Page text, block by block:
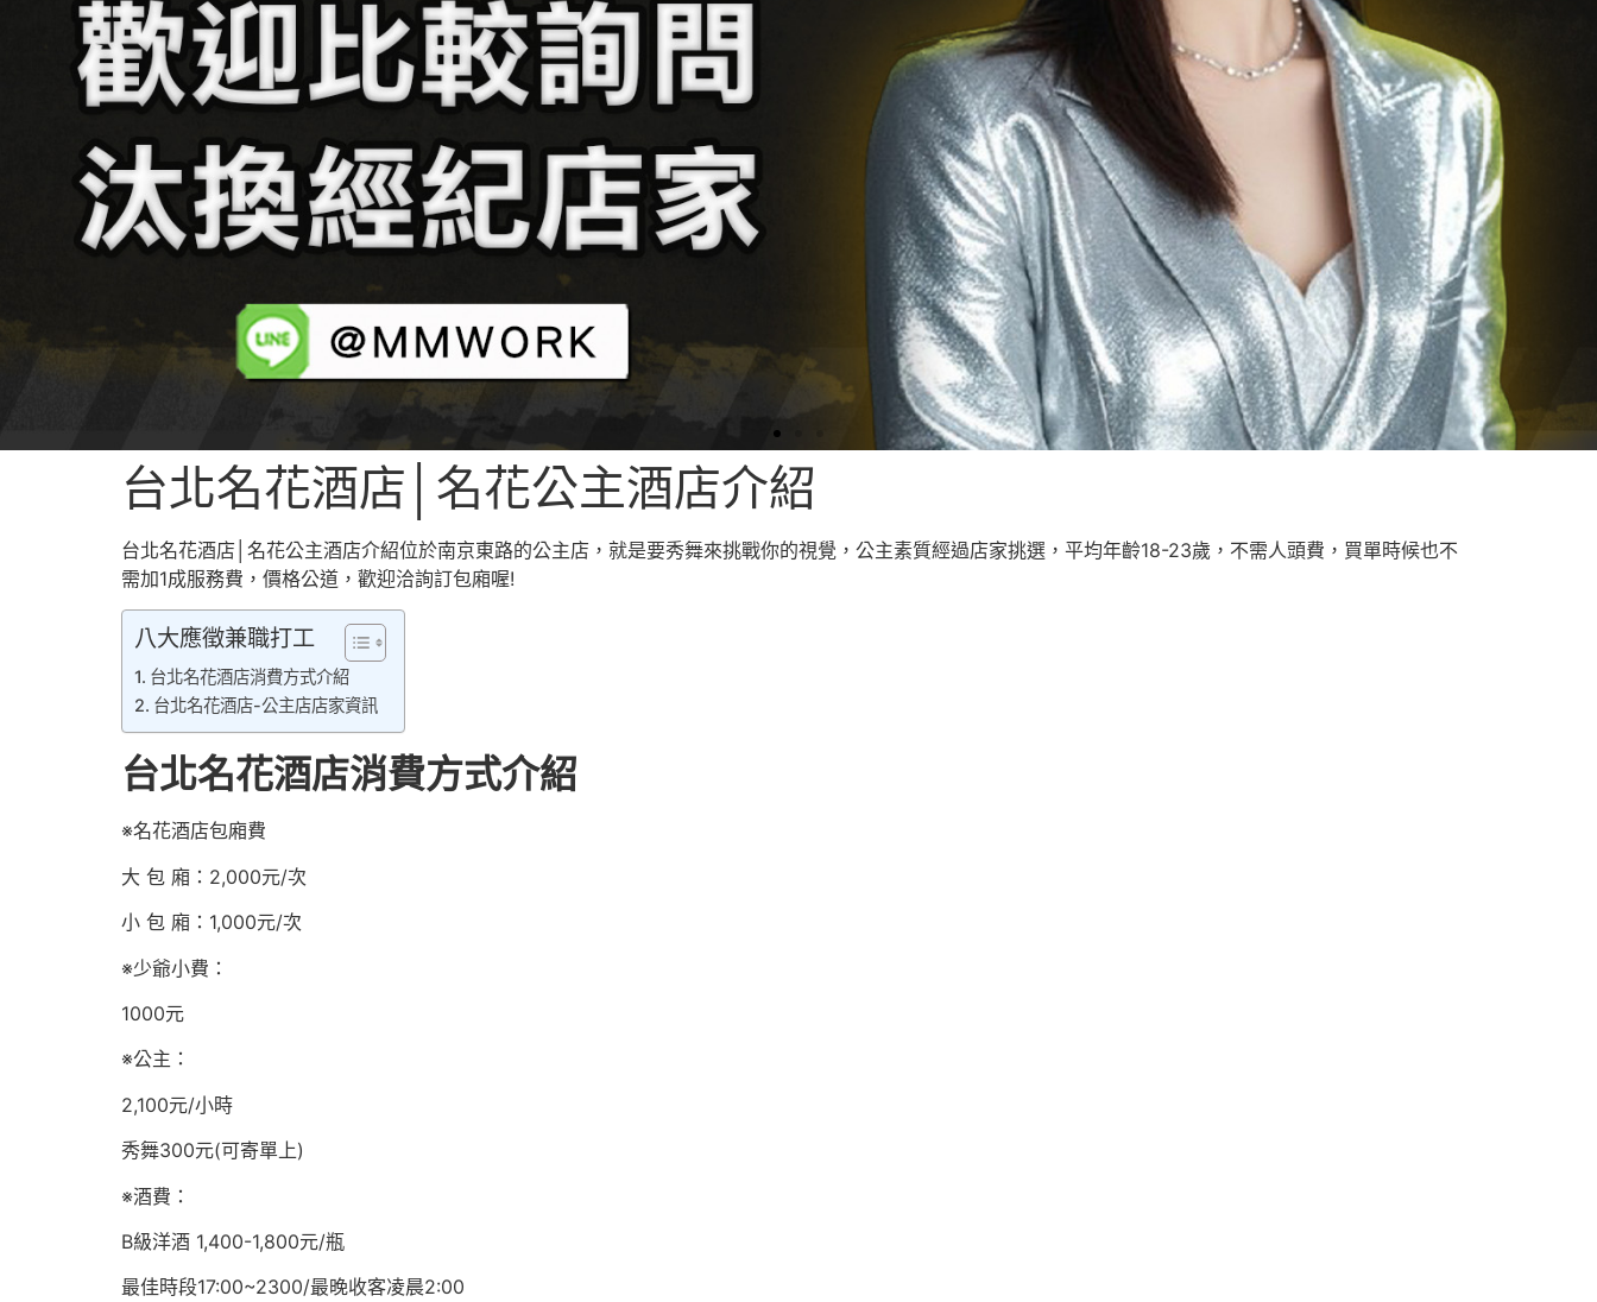
酒店兼直
台北名花酒店│名花公主酒店介紹
台北名花酒店│名花公主酒店介紹位於南京東路的公主店，就是要秀舞來挑戰你的視覺，公主素質經過店家挑選，平均年齡18-23歲，不需人頭費，買單時候也不
需加1成服務費，價格公道，歡迎洽詢訂包廂喔!
八大應徵兼職打工
台北名花酒店消費方式介紹
台北名花酒店-公主店店家資訊
台北名花酒店消費方式介紹
​※名花酒店包廂費
大 包 廂：2,000元/次
小 包 廂：1,000元/次
※少爺小費：
1000元
※公主：
2,100元/小時
秀舞300元(可寄單上)
※酒費：
B級洋酒 1,400-1,800元/瓶
最佳時段17:00~2300/最晚收客凌晨2:00